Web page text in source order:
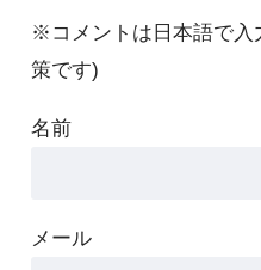
※コメントは日本語で入
策です)
名前
メール